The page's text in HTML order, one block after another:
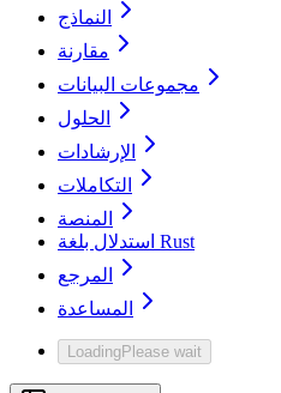
النماذج
مقارنة
مجموعات البيانات
الحلول
الإرشادات
التكاملات
المنصة
استدلال بلغة Rust
المرجع
المساعدة
LoadingPlease wait